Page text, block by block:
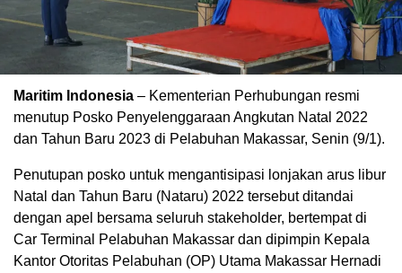
Maritim Indonesia – Kementerian Perhubungan resmi
menutup Posko Penyelenggaraan Angkutan Natal 2022
dan Tahun Baru 2023 di Pelabuhan Makassar, Senin (9/1).
Penutupan posko untuk mengantisipasi lonjakan arus libur
Natal dan Tahun Baru (Nataru) 2022 tersebut ditandai
dengan apel bersama seluruh stakeholder, bertempat di
Car Terminal Pelabuhan Makassar dan dipimpin Kepala
Kantor Otoritas Pelabuhan (OP) Utama Makassar Hernadi